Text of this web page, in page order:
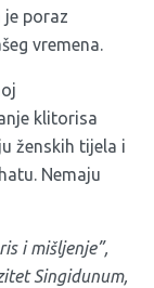
poraz
vremena.
klitorisa
ženskih tijela i
Nemaju
i mišljenje”,
Singidunum,